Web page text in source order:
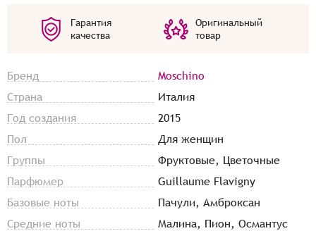
Гарантия
качества
Оригинальный
товар
Бренд
Moschino
Страна
Италия
Год создания
2015
Пол
Для женщин
Группы
Фруктовые, Цветочные
Парфюмер
Guillaume Flavigny
Базовые ноты
Пачули, Амброксан
Средние ноты
Малина, Пион, Османтус